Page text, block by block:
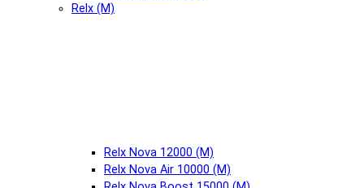
Relx (М)
Relx Nova 12000 (М)
Relx Nova Air 10000 (М)